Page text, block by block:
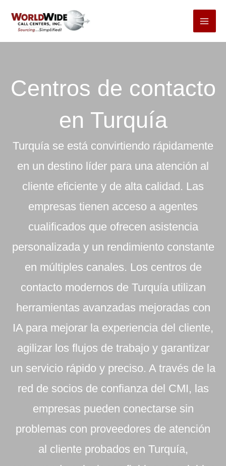
Centros de contacto
en Turquía
Turquía se está convirtiendo rápidamente
en un destino líder para una atención al
cliente eficiente y de alta calidad. Las
empresas tienen acceso a agentes
cualificados que ofrecen asistencia
personalizada y un rendimiento constante
en múltiples canales. Los centros de
contacto modernos de Turquía utilizan
herramientas avanzadas mejoradas con
IA para mejorar la experiencia del cliente,
agilizar los flujos de trabajo y garantizar
un servicio rápido y preciso. A través de la
red de socios de confianza del CMI, las
empresas pueden conectarse sin
problemas con proveedores de atención
al cliente probados en Turquía,